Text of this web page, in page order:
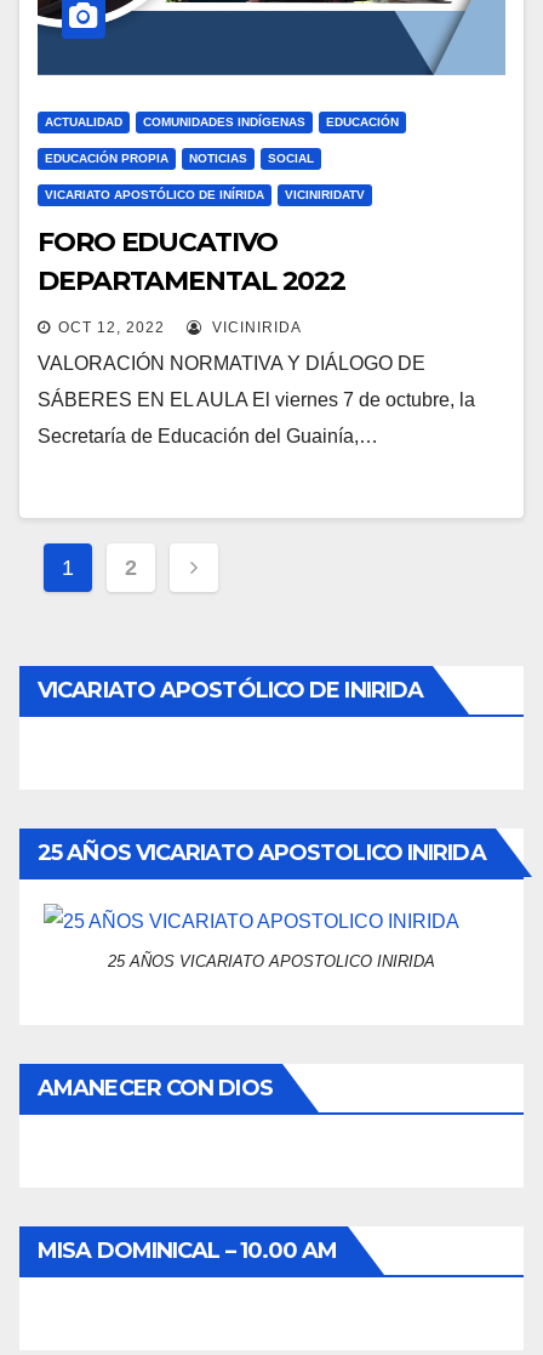
ACTUALIDAD COMUNIDADES INDÍGENAS EDUCACIÓN
EDUCACIÓN PROPIA NOTICIAS SOCIAL
VICARIATO APOSTÓLICO DE INÍRIDA VICINIRIDATV
FORO EDUCATIVO
DEPARTAMENTAL 2022
OCT 12, 2022 VICINIRIDA
VALORACIÓN NORMATIVA Y DIÁLOGO DE
SÁBERES EN EL AULA El viernes 7 de octubre, la
Secretaría de Educación del Guainía,…
Navegación
entradas
1 2
VICARIATO APOSTÓLICO DE INIRIDA
25 AÑOS VICARIATO APOSTOLICO INIRIDA
25 AÑOS VICARIATO APOSTOLICO INIRIDA
AMANECER CON DIOS
MISA DOMINICAL – 10.00 AM